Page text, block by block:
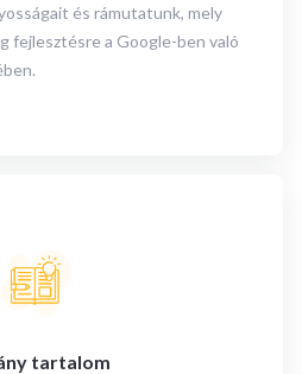
és rámutatunk, mely
fejlesztésre a Google-ben való
tartalom